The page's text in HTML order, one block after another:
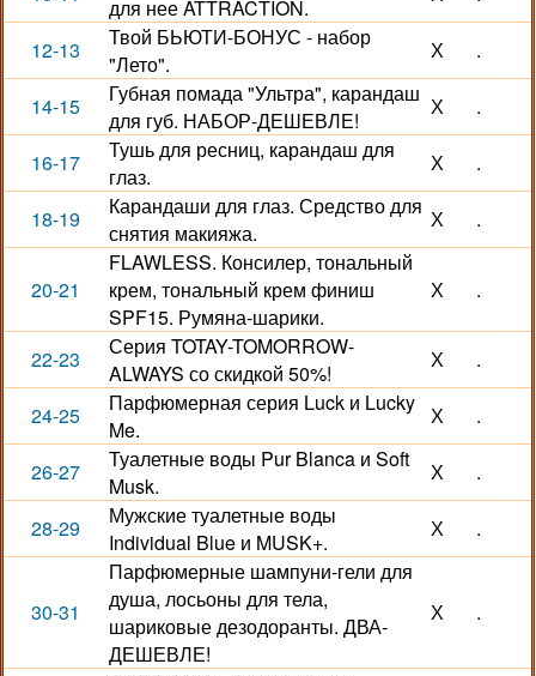
для нее ATTRACTION.
12-13
Твой БЬЮТИ-БОНУС - набор
"Лето".
Х .
14-15
Губная помада "Ультра", карандаш
для губ. НАБОР-ДЕШЕВЛЕ!
Х .
16-17
Тушь для ресниц, карандаш для
глаз.
Х .
18-19
Карандаши для глаз. Средство для
снятия макияжа.
Х .
20-21
FLAWLESS. Консилер, тональный
крем, тональный крем финиш
SPF15. Румяна-шарики.
Х .
22-23
Серия TOTAY-TOMORROW-
ALWAYS со скидкой 50%!
Х .
24-25
Парфюмерная серия Luck и Lucky
Me.
Х .
26-27
Туалетные воды Pur Blanca и Soft
Musk.
Х .
28-29
Мужские туалетные воды
Individual Blue и MUSK+.
Х .
30-31
Парфюмерные шампуни-гели для
душа, лосьоны для тела,
шариковые дезодоранты. ДВА-
ДЕШЕВЛЕ!
Х .